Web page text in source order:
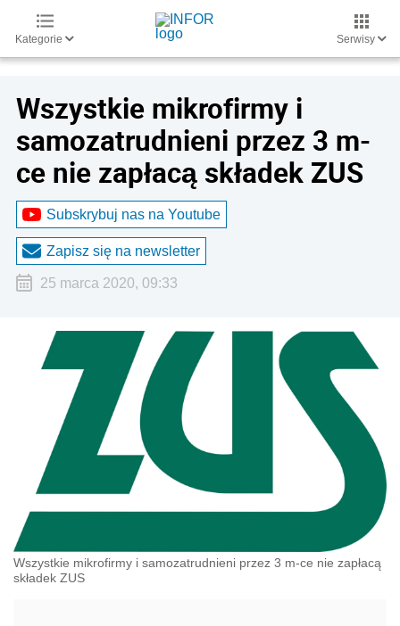
Kategorie Serwisy
Wszystkie mikrofirmy i
samozatrudnieni przez 3 m-
ce nie zapłacą składek ZUS
Subskrybuj nas na Youtube
Zapisz się na newsletter
25 marca 2020, 09:33
Wszystkie mikrofirmy i samozatrudnieni przez 3 m-ce nie zapłacą
składek ZUS